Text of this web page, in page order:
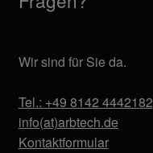
Wir sind für Sie da.
Tel.: +49 8142 4442182
info(at)arbtech.de
Kontaktformular